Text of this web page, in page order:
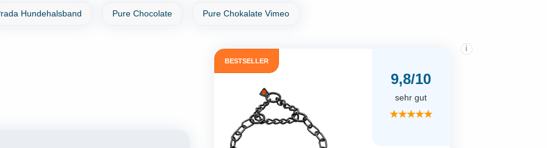
Hundehalsband Pure Chocolate Pure Chokalate Vimeo
BESTSELLER
9,8/10
i
sehr gut
★★★★★